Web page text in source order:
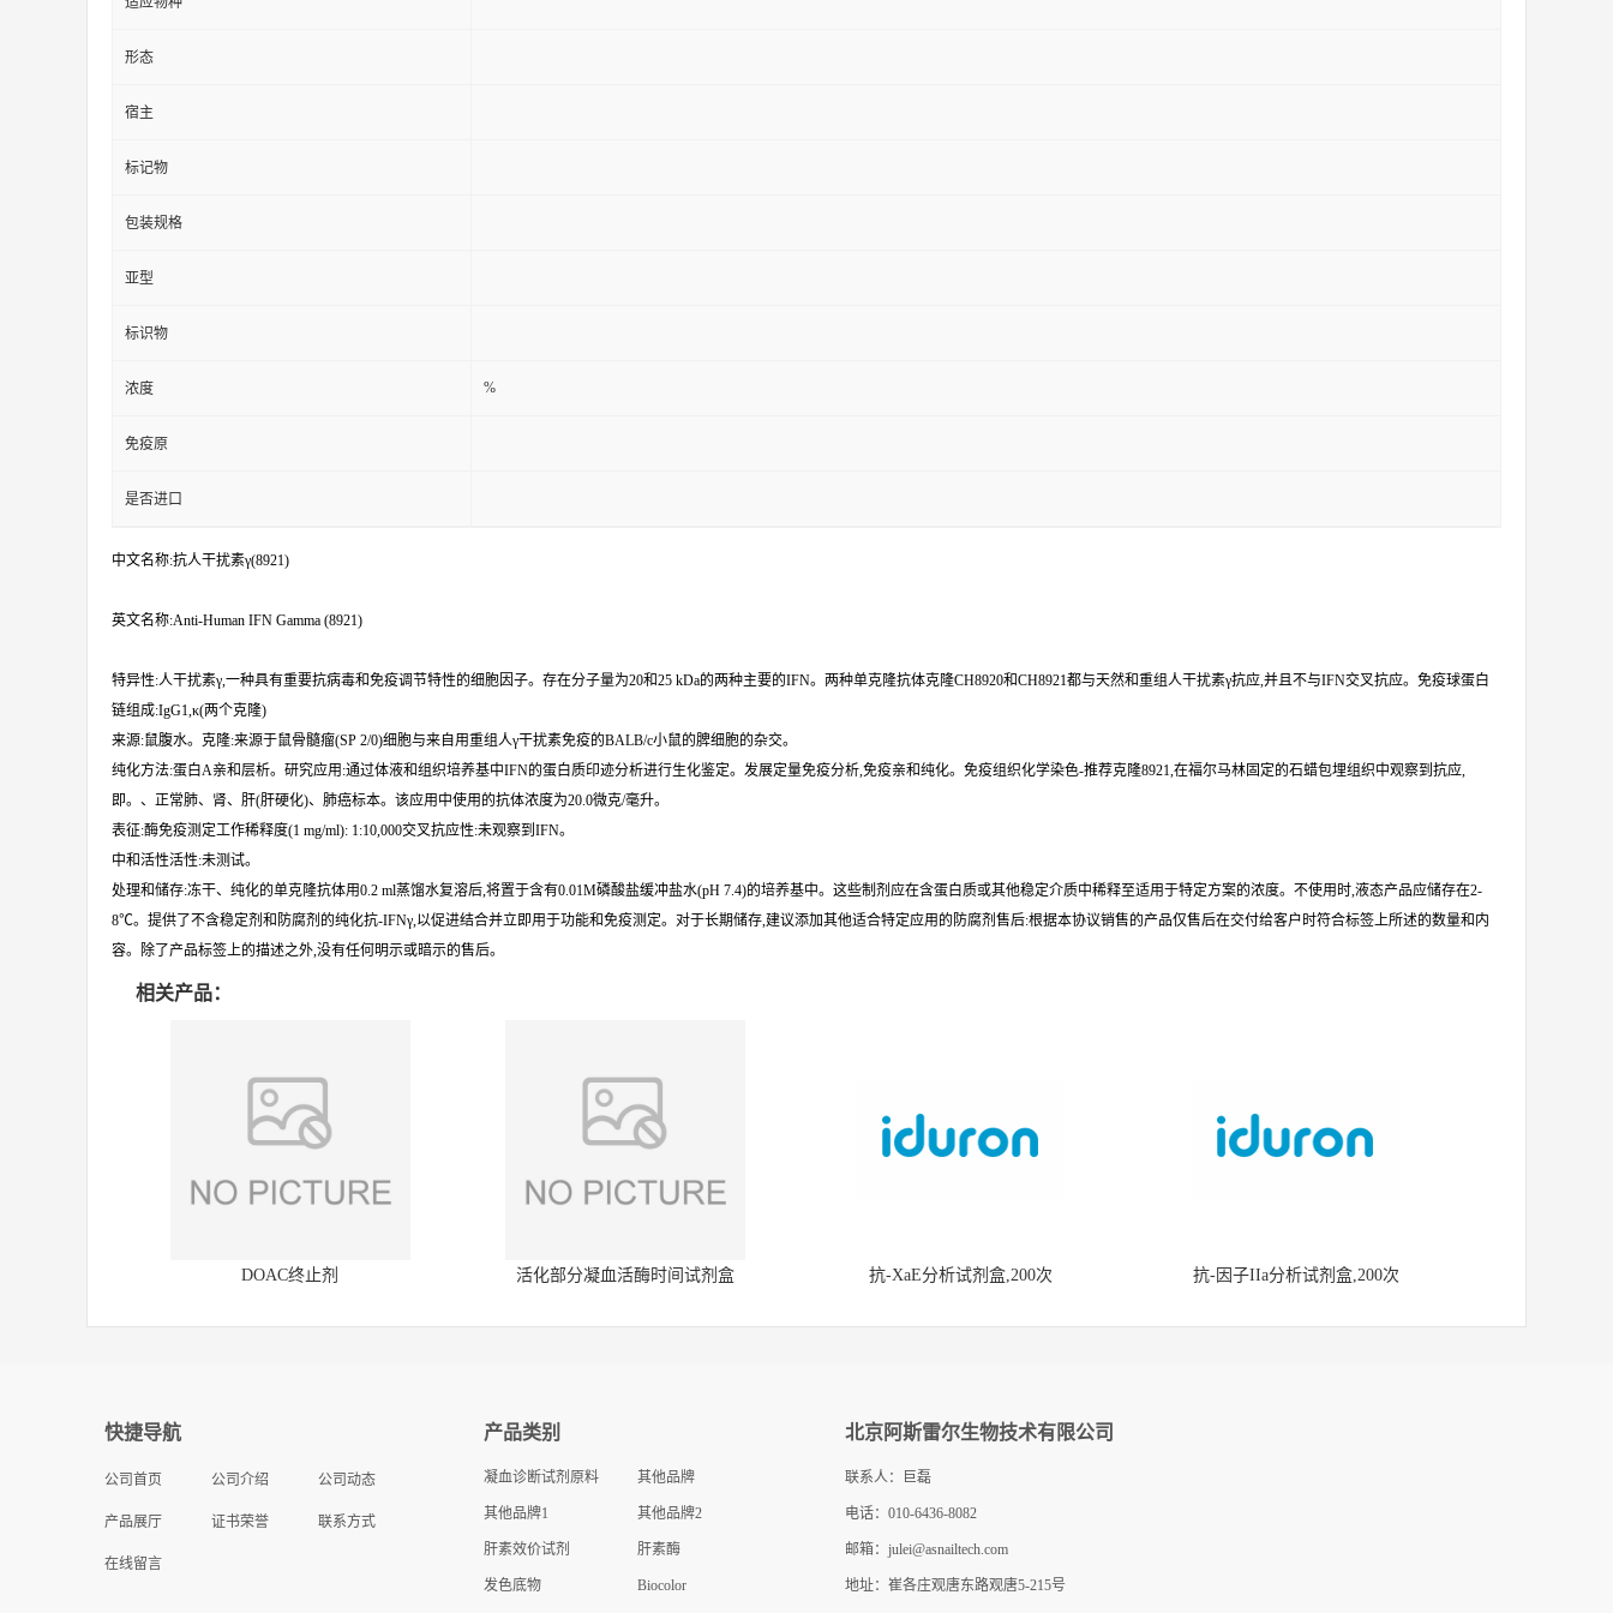
形态
宿主
标记物
包装规格
亚型
标识物
浓度 %
免疫原
是否进口
中文名称:抗人干扰素γ(8921)
英文名称:Anti-Human IFN Gamma (8921)
特异性:人干扰素γ,一种具有重要抗病毒和免疫调节特性的细胞因子。存在分子量为20和25 kDa的两种主要的IFN。两种单克隆抗体克隆CH8920和CH8921都与天然和重组人干扰素γ抗应,并且不与IFN交叉抗应。免疫球蛋白
链组成:IgG1,κ(两个克隆)
来源:鼠腹水。克隆:来源于鼠骨髓瘤(SP 2/0)细胞与来自用重组人γ干扰素免疫的BALB/c小鼠的脾细胞的杂交。
纯化方法:蛋白A亲和层析。研究应用:通过体液和组织培养基中IFN的蛋白质印迹分析进行生化鉴定。发展定量免疫分析,免疫亲和纯化。免疫组织化学染色-推荐克隆8921,在福尔马林固定的石蜡包埋组织中观察到抗应,
即。、正常肺、肾、肝(肝硬化)、肺癌标本。该应用中使用的抗体浓度为20.0微克/毫升。
表征:酶免疫测定工作稀释度(1 mg/ml): 1:10,000交叉抗应性:未观察到IFN。
中和活性活性:未测试。
处理和储存:冻干、纯化的单克隆抗体用0.2 ml蒸馏水复溶后,将置于含有0.01M磷酸盐缓冲盐水(pH 7.4)的培养基中。这些制剂应在含蛋白质或其他稳定介质中稀释至适用于特定方案的浓度。不使用时,液态产品应储存在2-
8℃。提供了不含稳定剂和防腐剂的纯化抗-IFNγ,以促进结合并立即用于功能和免疫测定。对于长期储存,建议添加其他适合特定应用的防腐剂售后:根据本协议销售的产品仅售后在交付给客户时符合标签上所述的数量和内
容。除了产品标签上的描述之外,没有任何明示或暗示的售后。
相关产品：
DOAC终止剂 活化部分凝血活酶时间试剂盒 抗-XaE分析试剂盒,200次 抗-因子IIa分析试剂盒,200次
快捷导航
公司首页 公司介绍 公司动态
产品展厅 证书荣誉 联系方式
在线留言
产品类别
凝血诊断试剂原料 其他品牌
其他品牌1 其他品牌2
肝素效价试剂 肝素酶
发色底物 Biocolor
北京阿斯雷尔生物技术有限公司
联系人：巨磊
电话：010-6436-8082
邮箱： julei@asnailtech.com
地址：崔各庄观唐东路观唐5-215号